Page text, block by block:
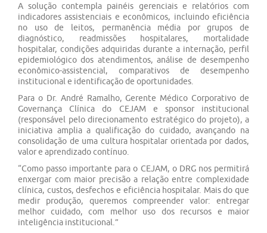
A solução contempla painéis gerenciais e relatórios com
indicadores assistenciais e econômicos, incluindo eficiência
no uso de leitos, permanência média por grupos de
diagnóstico, readmissões hospitalares, mortalidade
hospitalar, condições adquiridas durante a internação, perfil
epidemiológico dos atendimentos, análise de desempenho
econômico-assistencial, comparativos de desempenho
institucional e identificação de oportunidades.
Para o Dr. André Ramalho, Gerente Médico Corporativo de
Governança Clínica do CEJAM e sponsor institucional
(responsável pelo direcionamento estratégico do projeto), a
iniciativa amplia a qualificação do cuidado, avançando na
consolidação de uma cultura hospitalar orientada por dados,
valor e aprendizado contínuo.
“Como passo importante para o CEJAM, o DRG nos permitirá
enxergar com maior precisão a relação entre complexidade
clínica, custos, desfechos e eficiência hospitalar. Mais do que
medir produção, queremos compreender valor: entregar
melhor cuidado, com melhor uso dos recursos e maior
inteligência institucional.”